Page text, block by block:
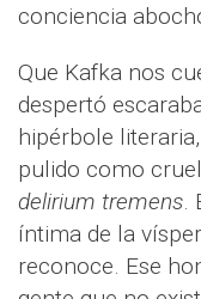
conciencia
Que Kafka nos
despertó
hipérbole
pulido como
delirium tremens.
íntima de la
reconoce. Ese